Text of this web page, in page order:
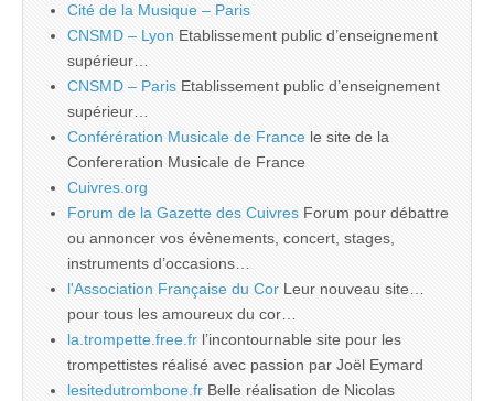
Cité de la Musique – Paris
CNSMD – Lyon Etablissement public d’enseignement
supérieur…
CNSMD – Paris Etablissement public d’enseignement
supérieur…
Conférération Musicale de France le site de la
Confereration Musicale de France
Cuivres.org
Forum de la Gazette des Cuivres Forum pour débattre
ou annoncer vos évènements, concert, stages,
instruments d’occasions…
l'Association Française du Cor Leur nouveau site…
pour tous les amoureux du cor…
la.trompette.free.fr l’incontournable site pour les
trompettistes réalisé avec passion par Joël Eymard
lesitedutrombone.fr Belle réalisation de Nicolas